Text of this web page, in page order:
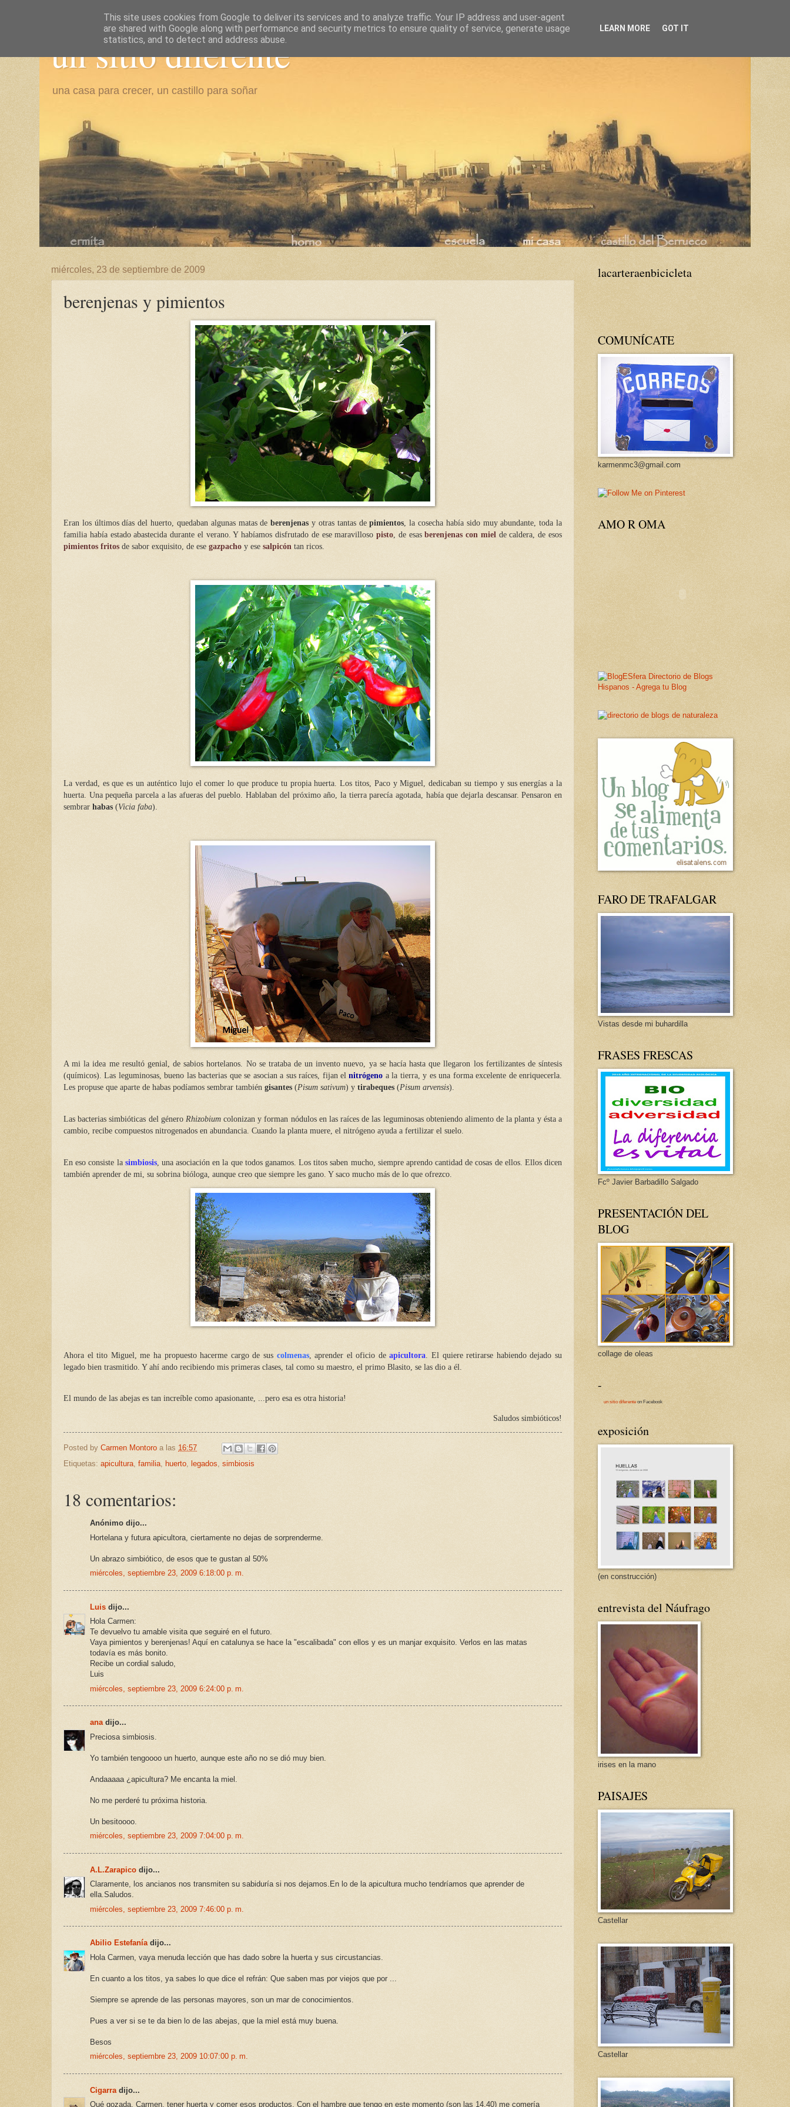
un sitio diferente
una casa para crecer, un castillo para soñar
miércoles, 23 de septiembre de 2009
berenjenas y pimientos
Eran los últimos días del huerto, quedaban algunas matas deberenjenas y otras tantas depimientos, la cosecha había sido muy abundante, toda la
familia había estado abastecida durante el verano. Y habíamos disfrutado de ese maravillosopisto, de esasberenjenas con mielde caldera, de esos
pimientos fritos de sabor exquisito, de ese gazpacho y ese salpicón tan ricos.
La verdad, es que es un auténtico lujo el comer lo que produce tu propia huerta. Los titos, Paco y Miguel, dedicaban su tiempo y sus energías a la
huerta. Una pequeña parcela a las afueras del pueblo. Hablaban del próximo año, la tierra parecía agotada, había que dejarla descansar. Pensaron en
sembrar habas (Vicia faba).
A mi la idea me resultó genial, de sabios hortelanos. No se trataba de un invento nuevo, ya se hacía hasta que llegaron los fertilizantes de síntesis
(químicos). Las leguminosas, bueno las bacterias que se asocian a sus raíces, fijan elnitrógeno a la tierra, y es una forma excelente de enriquecerla.
Les propuse que aparte de habas podíamos sembrar también gisantes (Pisum sativum) y tirabeques (Pisum arvensis).
Las bacterias simbióticas del género Rhizobiumcolonizan y forman nódulos en las raíces de las leguminosas obteniendo alimento de la planta y ésta a
cambio, recibe compuestos nitrogenados en abundancia. Cuando la planta muere, el nitrógeno ayuda a fertilizar el suelo.
En eso consiste la simbiosis, una asociación en la que todos ganamos. Los titos saben mucho, siempre aprendo cantidad de cosas de ellos. Ellos dicen
también aprender de mi, su sobrina bióloga, aunque creo que siempre les gano. Y saco mucho más de lo que ofrezco.
Ahora el tito Miguel, me ha propuesto hacerme cargo de sus colmenas, aprender el oficio deapicultora . El quiere retirarse habiendo dejado su
legado bien trasmitido. Y ahí ando recibiendo mis primeras clases, tal como su maestro, el primo Blasito, se las dio a él.
El mundo de las abejas es tan increíble como apasionante, ...pero esa es otra historia!
Saludos simbióticos!
Posted by Carmen Montoro a las 16:57
Etiquetas: apicultura familia huerto legados simbiosis
18 comentarios:
Anónimo dijo...
Hortelana y futura apicultora, ciertamente no dejas de sorprenderme.
Un abrazo simbiótico, de esos que te gustan al 50%
miércoles, septiembre 23, 2009 6:18:00 p. m.
Luis dijo...
Hola Carmen:
Te devuelvo tu amable visita que seguiré en el futuro.
Vaya pimientos y berenjenas! Aquí en catalunya se hace la "escalibada" con ellos y es un manjar exquisito. Verlos en las matas
todavía es más bonito.
Recibe un cordial saludo,
Luis
miércoles, septiembre 23, 2009 6:24:00 p. m.
anadijo...
Preciosa simbiosis.
Yo también tengoooo un huerto, aunque este año no se dió muy bien.
Andaaaaa ¿apicultura? Me encanta la miel.
No me perderé tu próxima historia.
Un besitoooo.
miércoles, septiembre 23, 2009 7:04:00 p. m.
A.L.Zarapico dijo...
Claramente, los ancianos nos transmiten su sabiduría si nos dejamos.En lo de la apicultura mucho tendríamos que aprender de
ella.Saludos.
miércoles, septiembre 23, 2009 7:46:00 p. m.
Abilio Estefaníadijo...
Hola Carmen, vaya menuda lección que has dado sobre la huerta y sus circustancias.
En cuanto a los titos, ya sabes lo que dice el refrán: Que saben mas por viejos que por ...
Siempre se aprende de las personas mayores, son un mar de conocimientos.
Pues a ver si se te da bien lo de las abejas, que la miel está muy buena.
Besos
miércoles, septiembre 23, 2009 10:07:00 p. m.
Cigarra dijo...
Qué gozada, Carmen, tener huerta y comer esos productos. Con el hambre que tengo en este momento (son las 14,40) me comería
lacarteraenbicicleta
COMUNÍCATE
karmenmc3@gmail.com
AMO R OMA
FARO DE TRAFALGAR
Vistas desde mi buhardilla
FRASES FRESCAS
Fcº Javier Barbadillo Salgado
PRESENTACIÓN DEL
BLOG
collage de oleas
-
un sitio diferente on Facebook
exposición
(en construcción)
entrevista del Náufrago
irises en la mano
PAISAJES
Castellar
Castellar
This site uses cookies from Google to deliver its services and to analyze traffic. Your IP address and user-agent
are shared with Google along with performance and security metrics to ensure quality of service, generate usage
statistics, and to detect and address abuse.
LEARN MORE GOT IT